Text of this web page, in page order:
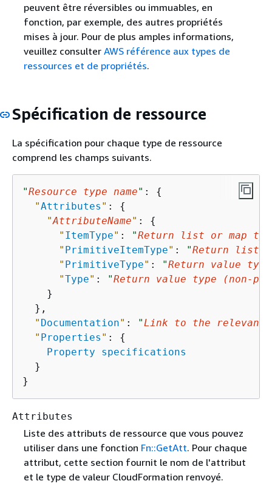
peuvent être réversibles ou immuables, en
fonction, par exemple, des autres propriétés
mises à jour. Pour de plus amples informations,
veuillez consulter AWS référence aux types de
ressources et de propriétés.
Spécification de ressource
La spécification pour chaque type de ressource
comprend les champs suivants.
"Resource type name" : {
"Attributes " : {
"AttributeName" : {
" ItemType" : "Return list or map
" PrimitiveItemType" : "Return list
" PrimitiveType" : "Return value
"Type" : "Return value type (non-
    }
  },
" Documentation" : "Link to the relevant
" Properties " : {
Property specifications
  }
}
Attributes
Liste des attributs de ressource que vous pouvez
utiliser dans une fonction Fn::GetAtt. Pour chaque
attribut, cette section fournit le nom de l'attribut
et le type de valeur CloudFormation renvoyé.